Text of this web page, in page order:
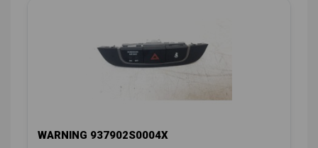
WARNING 937902S0004X